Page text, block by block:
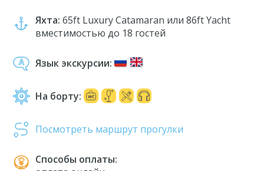
Яхта: 65ft Luxury Catamaran или 86ft Yacht
вместимостью до 18 гостей
Язык экскурсии:
На борту:
Посмотреть маршрут прогулки
Способы оплаты: